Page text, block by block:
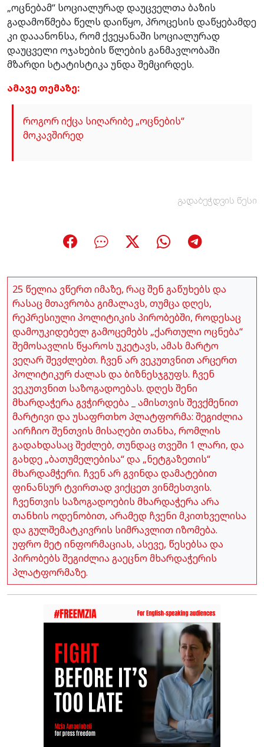
„ოცნებამ“ სოციალურად დაუცველთა ბაზის
გადამოწმება წელს დაიწყო, პროცესის დაწყებამდე
კი დააანონსა, რომ ქვეყანაში სოციალურად
დაუცველი ოჯახების წლების განმავლობაში
მზარდი სტატისტიკა უნდა შემცირდეს.
ამავე თემაზე:
როგორ იქცა სიღარიბე „ოცნების“
მოკავშირედ
გადაბეჭდვის წესი
25 წელია ვწერთ იმაზე, რაც შენ გაწუხებს და
რასაც მთავრობა გიმალავს, თუმცა დღეს,
რეპრესიული პოლიტიკის პირობებში, როდესაც
დამოუკიდებელ გამოცემებს „ქართული ოცნება“
შემოსავლის წყაროს უკეტავს, ამას მარტო
ვეღარ შევძლებთ. ჩვენ არ ვეკუთვნით არცერთ
პოლიტიკურ ძალას და ბიზნესჯგუფს. ჩვენ
ვეკუთვნით საზოგადოებას. დღეს შენი
მხარდაჭერა გვჭირდება _ ამისთვის შევქმენით
მარტივი და უსაფრთხო პლატფორმა: შეგიძლია
აირჩიო შენთვის მისაღები თანხა, რომლის
გადახდასაც შეძლებ, თუნდაც თვეში 1 ლარი, და
გახდე „ბათუმელებისა“ და „ნეტგაზეთის“
მხარდამჭერი. ჩვენ არ გვინდა დამატებით
ფინანსურ ტვირთად ვიქცეთ ვინმესთვის.
ჩვენთვის საზოგადოების მხარდაჭერა არა
თანხის ოდენობით, არამედ ჩვენი მკითხველისა
და გულშემატკივრის სიმრავლით იზომება.
უფრო მეტ ინფორმაციას, ასევე, წესებსა და
პირობებს შეგიძლია გაეცნო მხარდაჭერის
პლატფორმაზე.